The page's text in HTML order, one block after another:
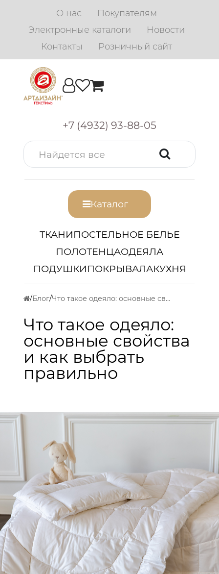
О нас
Покупателям
Электронные каталоги
Новости
Контакты
Розничный сайт
+7 (4932) 93-88-05
Каталог
ТКАНИПОСТЕЛЬНОЕ БЕЛЬЕ
ПОЛОТЕНЦАОДЕЯЛА
ПОДУШКИПОКРЫВАЛАКУХНЯ
Блог Что такое одеяло: основные свойства и как выбрать правильно
Что такое одеяло:
основные свойства
и как выбрать
правильно